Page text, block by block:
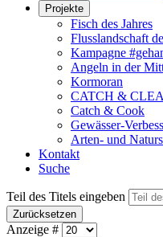
Projekte
Fisch des Jahres
Flusslandschaft
Kampagne
Angeln in der
Kormoran
CATCH &
Catch & Cook
Gewässer-
Arten- und
Kontakt
Suche
Teil des Titels eingeben
Zurücksetzen
Anzeige #